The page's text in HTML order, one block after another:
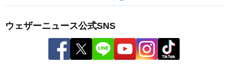
ウェザーニュース公式SNS